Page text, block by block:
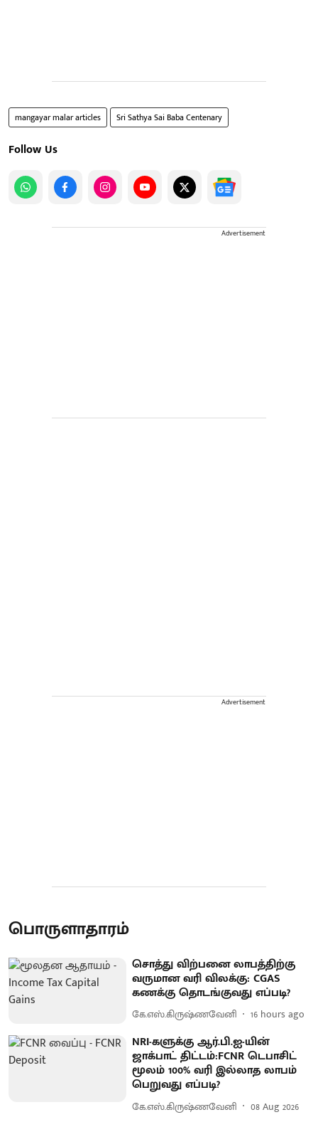
mangayar malar articles Sri Sathya Sai Baba Centenary
Follow Us
Advertisement
Advertisement
பொருளாதாரம்
சொத்து விற்பனை லாபத்திற்கு
வருமான வரி விலக்கு: CGAS
கணக்கு தொடங்குவது எப்படி?
கே.எஸ்.கிருஷ்ணவேனி 16 hours ago
NRI-களுக்கு ஆர்.பி.ஐ-யின்
ஜாக்பாட் திட்டம்:FCNR டெபாசிட்
மூலம் 100% வரி இல்லாத லாபம்
பெறுவது எப்படி?
கே.எஸ்.கிருஷ்ணவேனி 08 Aug 2026